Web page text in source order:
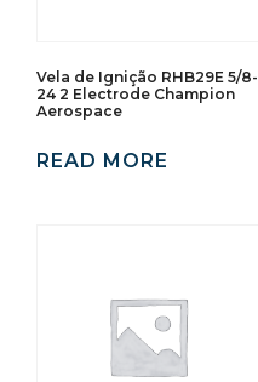
Vela de Ignição RHB29E 5/8-
24 2 Electrode Champion
Aerospace
READ MORE